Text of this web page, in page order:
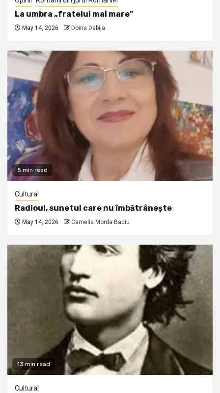
La umbra „fratelui mai mare”
May 14, 2026 Doina Dabija
5 min read
Cultural
Radioul, sunetul care nu îmbătrânește
May 14, 2026 Camelia Morda Baciu
13 min read
Cultural